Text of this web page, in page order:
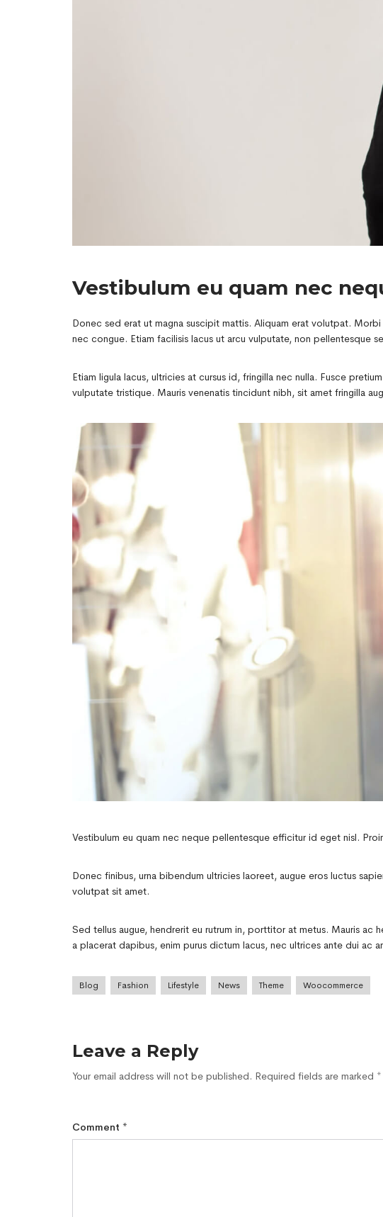
Vestibulum eu quam nec
Donec sed erat ut magna suscipit mattis. Aliquam erat volutpat.
nec congue. Etiam facilisis lacus ut arcu vulputate, non pellentesque
Etiam ligula lacus, ultricies at cursus id, fringilla nec nulla. Fusce
vulputate tristique. Mauris venenatis tincidunt nibh, sit amet fringilla
Vestibulum eu quam nec neque pellentesque efficitur id eget nisl.
Donec finibus, urna bibendum ultricies laoreet, augue eros luctus
volutpat sit amet.
Sed tellus augue, hendrerit eu rutrum in, porttitor at metus. Mauris ac
a placerat dapibus, enim purus dictum lacus, nec ultrices ante dui ac
Blog Fashion Lifestyle News Theme Woocommerce
Leave a Reply
Your email address will not be published. Required fields are marked *
Comment *